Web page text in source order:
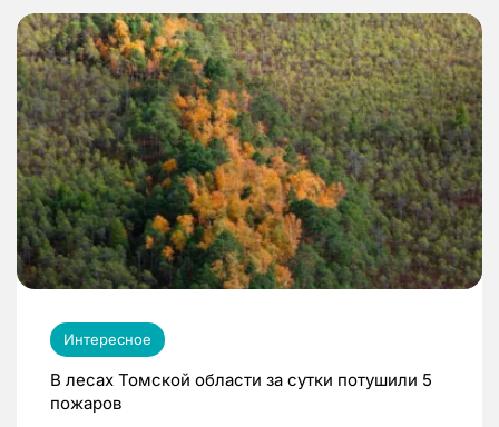
Интересное
В лесах Томской области за сутки потушили 5
пожаров